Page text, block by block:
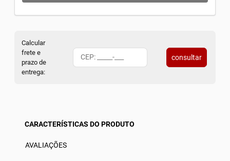
Calcular
frete e
prazo de
entrega:
consultar
CARACTERÍSTICAS DO PRODUTO
AVALIAÇÕES